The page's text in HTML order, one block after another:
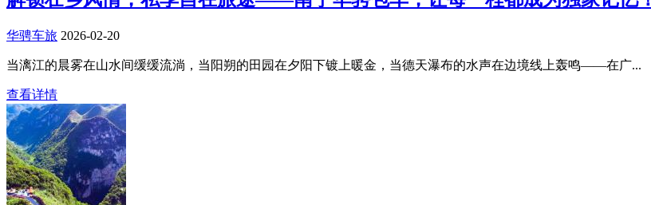
华骋车旅 2026-02-20
当漓江的晨雾在山水间缓缓流淌，当阳朔的田园在夕阳下镀上暖金，当德天瀑布的水声在边境线上轰鸣——在广...
查看详情